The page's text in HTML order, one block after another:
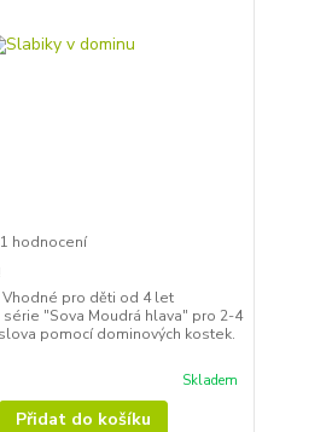
1 hodnocení
pro děti od 4 let
série "Sova Moudrá hlava" pro 2-4
pomocí dominových kostek.
Skladem
Přidat do košíku